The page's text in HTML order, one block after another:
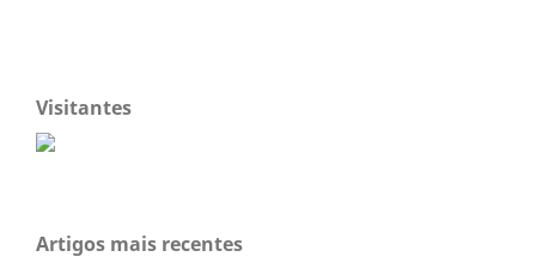
Visitantes
Artigos mais recentes